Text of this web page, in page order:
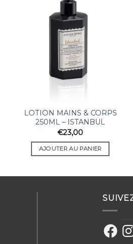
LOTION MAINS & CORPS
250ML – ISTANBUL
€23,00
AJOUTER AU PANIER